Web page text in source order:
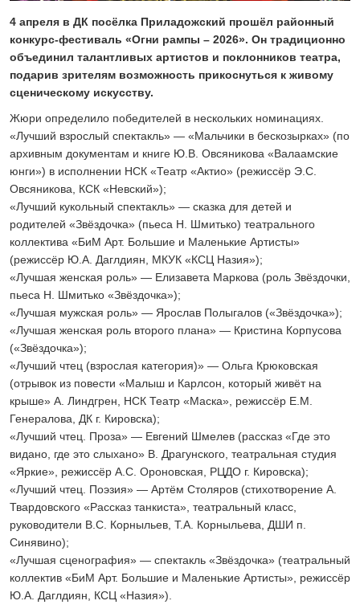
ОБЩЕСТВО
Скоро в школу!
24 ИЮЛЯ 2026
ОБЩЕСТВО
Спрашивали? Отвечаем!
04 АВГУСТА 2026
4 апреля в ДК посёлка Приладожский прошёл районный
конкурс-фестиваль «Огни рампы – 2026». Он традиционно
объединил талантливых артистов и поклонников театра,
подарив зрителям возможность прикоснуться к живому
сценическому искусству.
Жюри определило победителей в нескольких номинациях.
«Лучший взрослый спектакль» — «Мальчики в бескозырках» (по
архивным документам и книге Ю.В. Овсяникова «Валаамские
юнги») в исполнении НСК «Театр «Актио» (режиссёр Э.С.
Овсяникова, КСК «Невский»);
«Лучший кукольный спектакль» — сказка для детей и
родителей «Звёздочка» (пьеса Н. Шмитько) театрального
коллектива «БиМ Арт. Большие и Маленькие Артисты»
(режиссёр Ю.А. Даглдиян, МКУК «КСЦ Назия»);
«Лучшая женская роль» — Елизавета Маркова (роль Звёздочки,
пьеса Н. Шмитько «Звёздочка»);
«Лучшая мужская роль» — Ярослав Полыгалов («Звёздочка»);
«Лучшая женская роль второго плана» — Кристина Корпусова
(«Звёздочка»);
«Лучший чтец (взрослая категория)» — Ольга Крюковская
(отрывок из повести «Малыш и Карлсон, который живёт на
крыше» А. Линдгрен, НСК Театр «Маска», режиссёр Е.М.
Генералова, ДК г. Кировска);
«Лучший чтец. Проза» — Евгений Шмелев (рассказ «Где это
видано, где это слыхано» В. Драгунского, театральная студия
«Яркие», режиссёр А.С. Ороновская, РЦДО г. Кировска);
«Лучший чтец. Поэзия» — Артём Столяров (стихотворение А.
Твардовского «Рассказ танкиста», театральный класс,
руководители В.С. Корныльев, Т.А. Корныльева, ДШИ п.
Синявино);
«Лучшая сценография» — спектакль «Звёздочка» (театральный
коллектив «БиМ Арт. Большие и Маленькие Артисты», режиссёр
Ю.А. Даглдиян, КСЦ «Назия»).